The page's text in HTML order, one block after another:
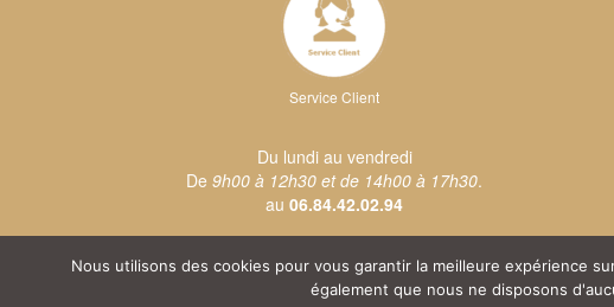
Service Client
Du lundi au vendredi
De 9h00 à 12h30 et de 14h00 à 17h30.
au 06.84.42.02.94
Nous utilisons des cookies pour vous garantir la meilleure expérience
également que nous ne disposons